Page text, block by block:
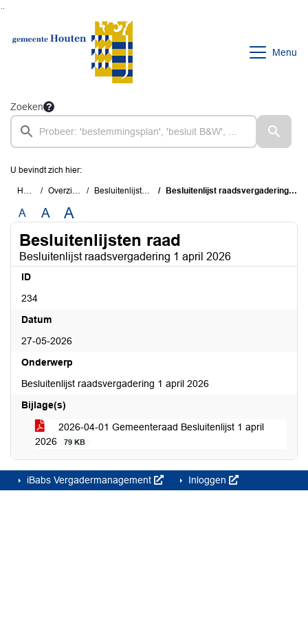
Menu
Zoeken
U bevindt zich hier:
Home Overzichten Besluitenlijsten raad Besluitenlijst raadsvergadering 1 april 2026
A A A
Besluitenlijsten raad
Besluitenlijst raadsvergadering 1 april 2026
ID
234
Datum
27-05-2026
Onderwerp
Besluitenlijst raadsvergadering 1 april 2026
Bijlage(s)
2026-04-01 Gemeenteraad Besluitenlijst 1 april
2026
79 KB
iBabs Vergadermanagement Inloggen